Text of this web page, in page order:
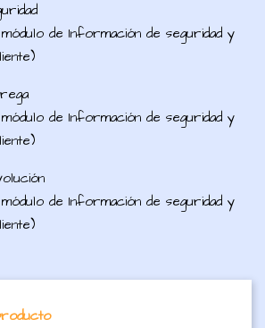
de Información de seguridad y
de Información de seguridad y
de Información de seguridad y